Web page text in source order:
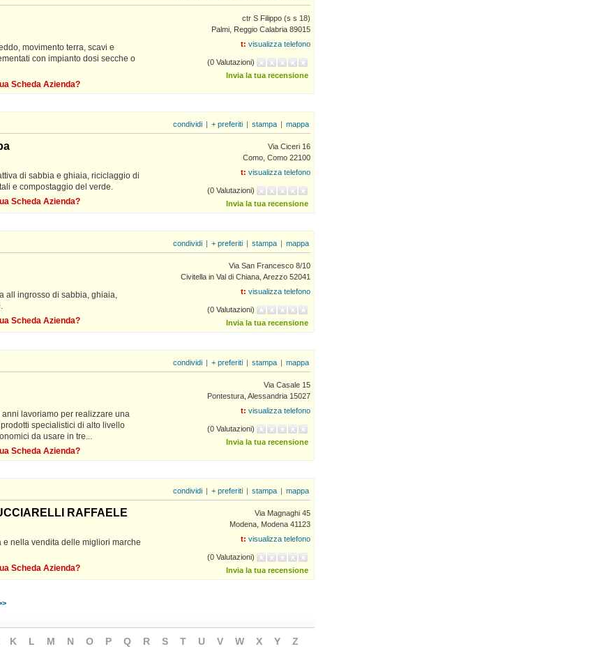
movimento terra, scavi e
con impianto dosi secche o
Scheda Azienda?
ctr S Filippo (s s 18)
Palmi, Reggio Calabria 89015
t: visualizza telefono
(0 Valutazioni)
Invia la tua recensione
condividi + preferiti stampa mappa
di sabbia e ghiaia, riciclaggio di
e compostaggio del verde.
Scheda Azienda?
Via Ciceri 16
Como, Como 22100
t: visualizza telefono
(0 Valutazioni)
Invia la tua recensione
condividi + preferiti stampa mappa
all ingrosso di sabbia, ghiaia,
Scheda Azienda?
Via San Francesco 8/10
Civitella in Val di Chiana, Arezzo 52041
t: visualizza telefono
(0 Valutazioni)
Invia la tua recensione
condividi + preferiti stampa mappa
lavoriamo per realizzare una
specialistici di alto livello
da usare in tre...
Scheda Azienda?
Via Casale 15
Pontestura, Alessandria 15027
t: visualizza telefono
(0 Valutazioni)
Invia la tua recensione
condividi + preferiti stampa mappa
RAFFAELE
nella vendita delle migliori marche
Scheda Azienda?
Via Magnaghi 45
Modena, Modena 41123
t: visualizza telefono
(0 Valutazioni)
Invia la tua recensione
K L M N O P Q R S T U V W X Y Z